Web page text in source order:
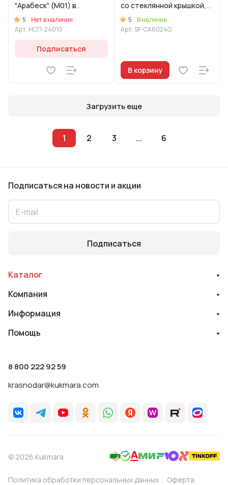
"Арабеск" (М01) в
декоративной коробке
5
Нет в наличии
Арт. НСП-24010
Подписаться
со стеклянной крышкой,
линия "Сафия"
5
В наличии
Арт. SF-CA6024G
В корзину
Загрузить еще
1 2 3 ... 6
Подписаться на новости и акции
Подписаться
Каталог
Компания
Информация
Помощь
8 800 222 92 59
krasnodar@kukmara.com
© 2026 Kukmara
Политика обработки персональных данных Оферта